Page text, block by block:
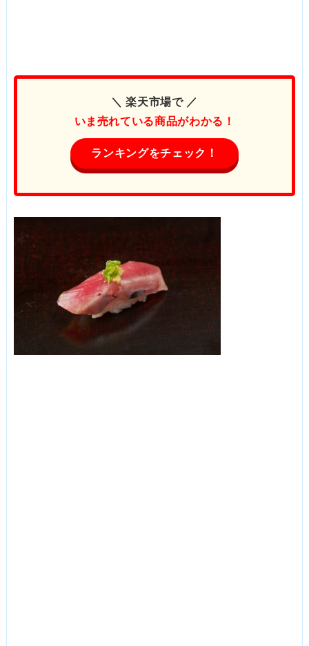
＼ 楽天市場で ／
いま売れている商品がわかる！
ランキングをチェック！